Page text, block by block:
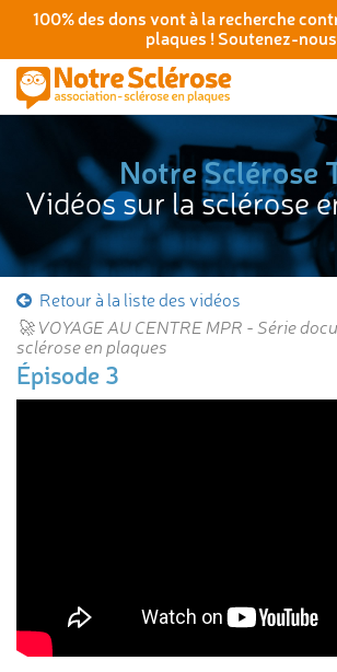
100% des dons vont à la recherche
plaques ! Soutenez-
Notre Sclérose
Vidéos sur la sclérose
Retour à la liste des vidéos
🚀 VOYAGE AU CENTRE MPR - Série
sclérose en plaques
Épisode 3